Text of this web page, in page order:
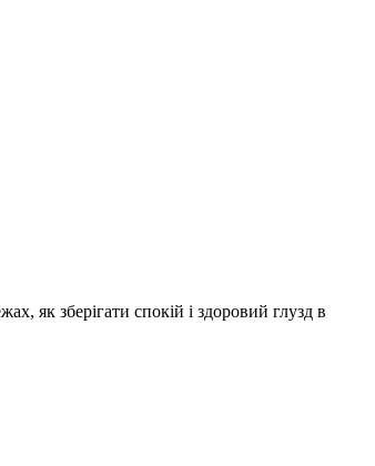
як зберігати спокій і здоровий глузд в